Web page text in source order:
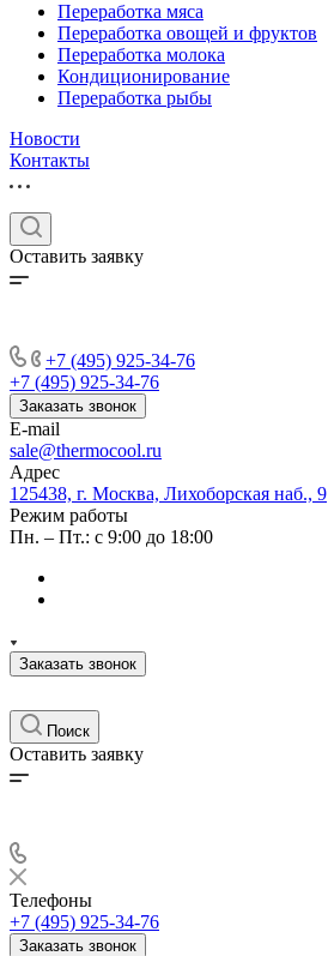
Переработка мяса
Переработка овощей и фруктов
Переработка молока
Кондиционирование
Переработка рыбы
Новости
Контакты
Оставить заявку
+7 (495) 925-34-76
+7 (495) 925-34-76
Заказать звонок
E-mail
sale@thermocool.ru
Адрес
125438, г. Москва, Лихоборская наб., 9
Режим работы
Пн. – Пт.: с 9:00 до 18:00
Заказать звонок
Поиск
Оставить заявку
Телефоны
+7 (495) 925-34-76
Заказать звонок